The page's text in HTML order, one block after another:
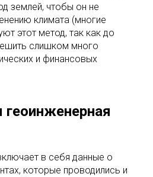
землей, чтобы он не
климата (многие
этот метод, так как до
слишком много
и финансовых
геоинженерная
в себя данные о
которые проводились и